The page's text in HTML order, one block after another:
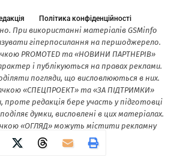
Політика конфіденційності
При використанні матеріалів GSMinfo
гіперпосилання на першоджерело.
PROMOTED та «НОВИНИ ПАРТНЕРІВ»
і публікуються на правах реклами.
погляди, що висловлюються в них.
«СПЕЦПРОЕКТ» та «ЗА ПІДТРИМКИ»
редакція бере участь у підготовці
думки, висловлені в цих матеріалах.
«ОГЛЯД» можуть містити рекламну
інформацію.